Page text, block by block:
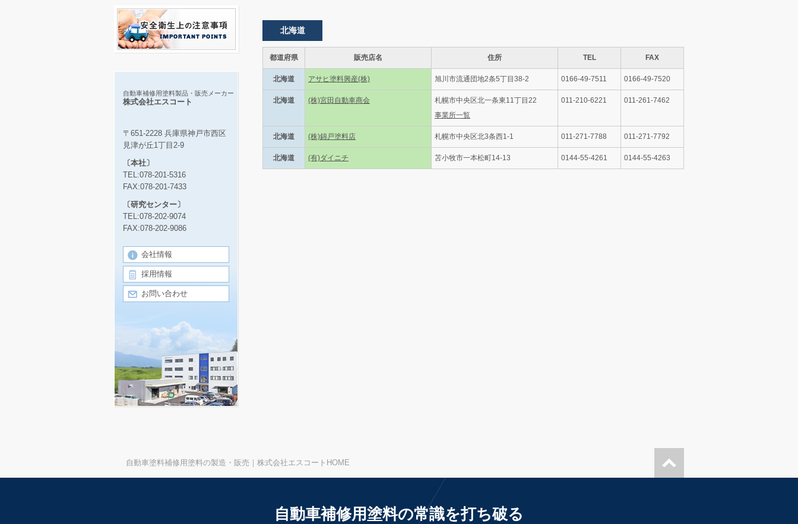
北海道
都道府県 販売店名 住所 TEL FAX
北海道 アサヒ塗料興産(株) 旭川市流通団地2条5丁目38-2 0166-49-7511 0166-49-7520
北海道 (株)宮田自動車商会
札幌市中央区北一条東11丁目22
事業所一覧
011-210-6221 011-261-7462
北海道 (株)錦戸塗料店 札幌市中央区北3条西1-1 011-271-7788 011-271-7792
北海道 (有)ダイニチ 苫小牧市一本松町14-13 0144-55-4261 0144-55-4263
自動車補修用塗料製品・販売メーカー
株式会社エスコート
〒651-2228 兵庫県神戸市西区
見津が丘1丁目2-9
〔本社〕
TEL:078-201-5316
FAX:078-201-7433
〔研究センター〕
TEL:078-202-9074
FAX:078-202-9086
会社情報
採用情報
お問い合わせ
自動車塗料補修用塗料の製造・販売｜株式会社エスコートHOME
自動車補修用塗料の常識を打ち破る